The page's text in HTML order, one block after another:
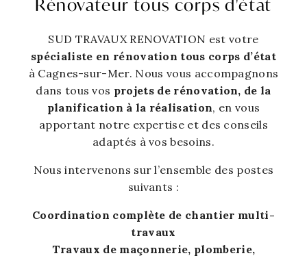
Rénovateur tous corps d'état
SUD TRAVAUX RENOVATION est votre
spécialiste en rénovation tous corps d’état
à Cagnes-sur-Mer. Nous vous accompagnons
dans tous vos projets de rénovation, de la
planification à la réalisation, en vous
apportant notre expertise et des conseils
adaptés à vos besoins.
Nous intervenons sur l’ensemble des postes
suivants :
Coordination complète de chantier multi-
travaux
Travaux de maçonnerie, plomberie,